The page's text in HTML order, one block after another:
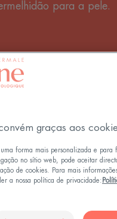
para a pele.
50+
graças aos
forma mais personalizada e para
no sítio web, pode aceitar
de cookies. Para mais
a nossa política de privacidade: